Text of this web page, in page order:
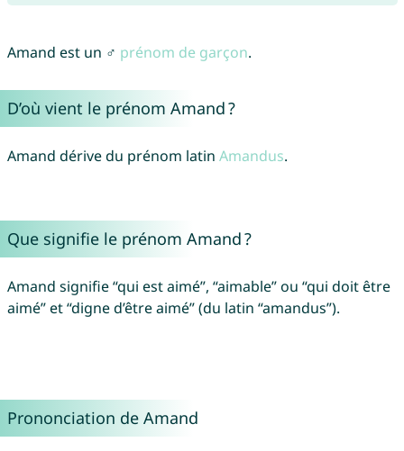
Amand est un ♂ prénom de garçon.
D’où vient le prénom Amand ?
Amand dérive du prénom latin Amandus.
Que signifie le prénom Amand ?
Amand signifie “qui est aimé”, “aimable” ou “qui doit être
aimé” et “digne d’être aimé” (du latin “amandus”).
Prononciation de Amand